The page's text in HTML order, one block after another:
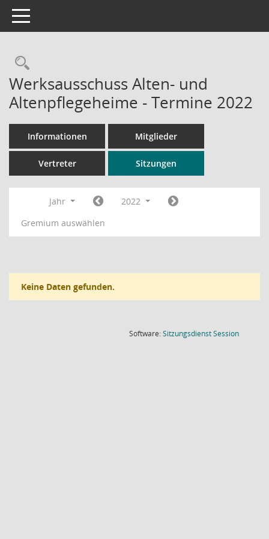
Toggle navigation
Rechercheauswahl
Werksausschuss Alten- und
Altenpflegeheime - Termine 2022
Informationen Mitglieder
Vertreter Sitzungen
Jahr
2022
Gremium auswählen
Keine Daten gefunden.
Software:SitzungsdienstSession(Wird in